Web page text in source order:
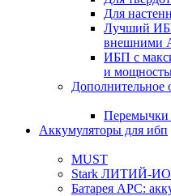
Для
Лучший
внешними
ИБП с
и
Дополнительное
Перемычки
Аккумуляторы для ибп
MUST
Stark ЛИТИЙ-
Батарея APC: